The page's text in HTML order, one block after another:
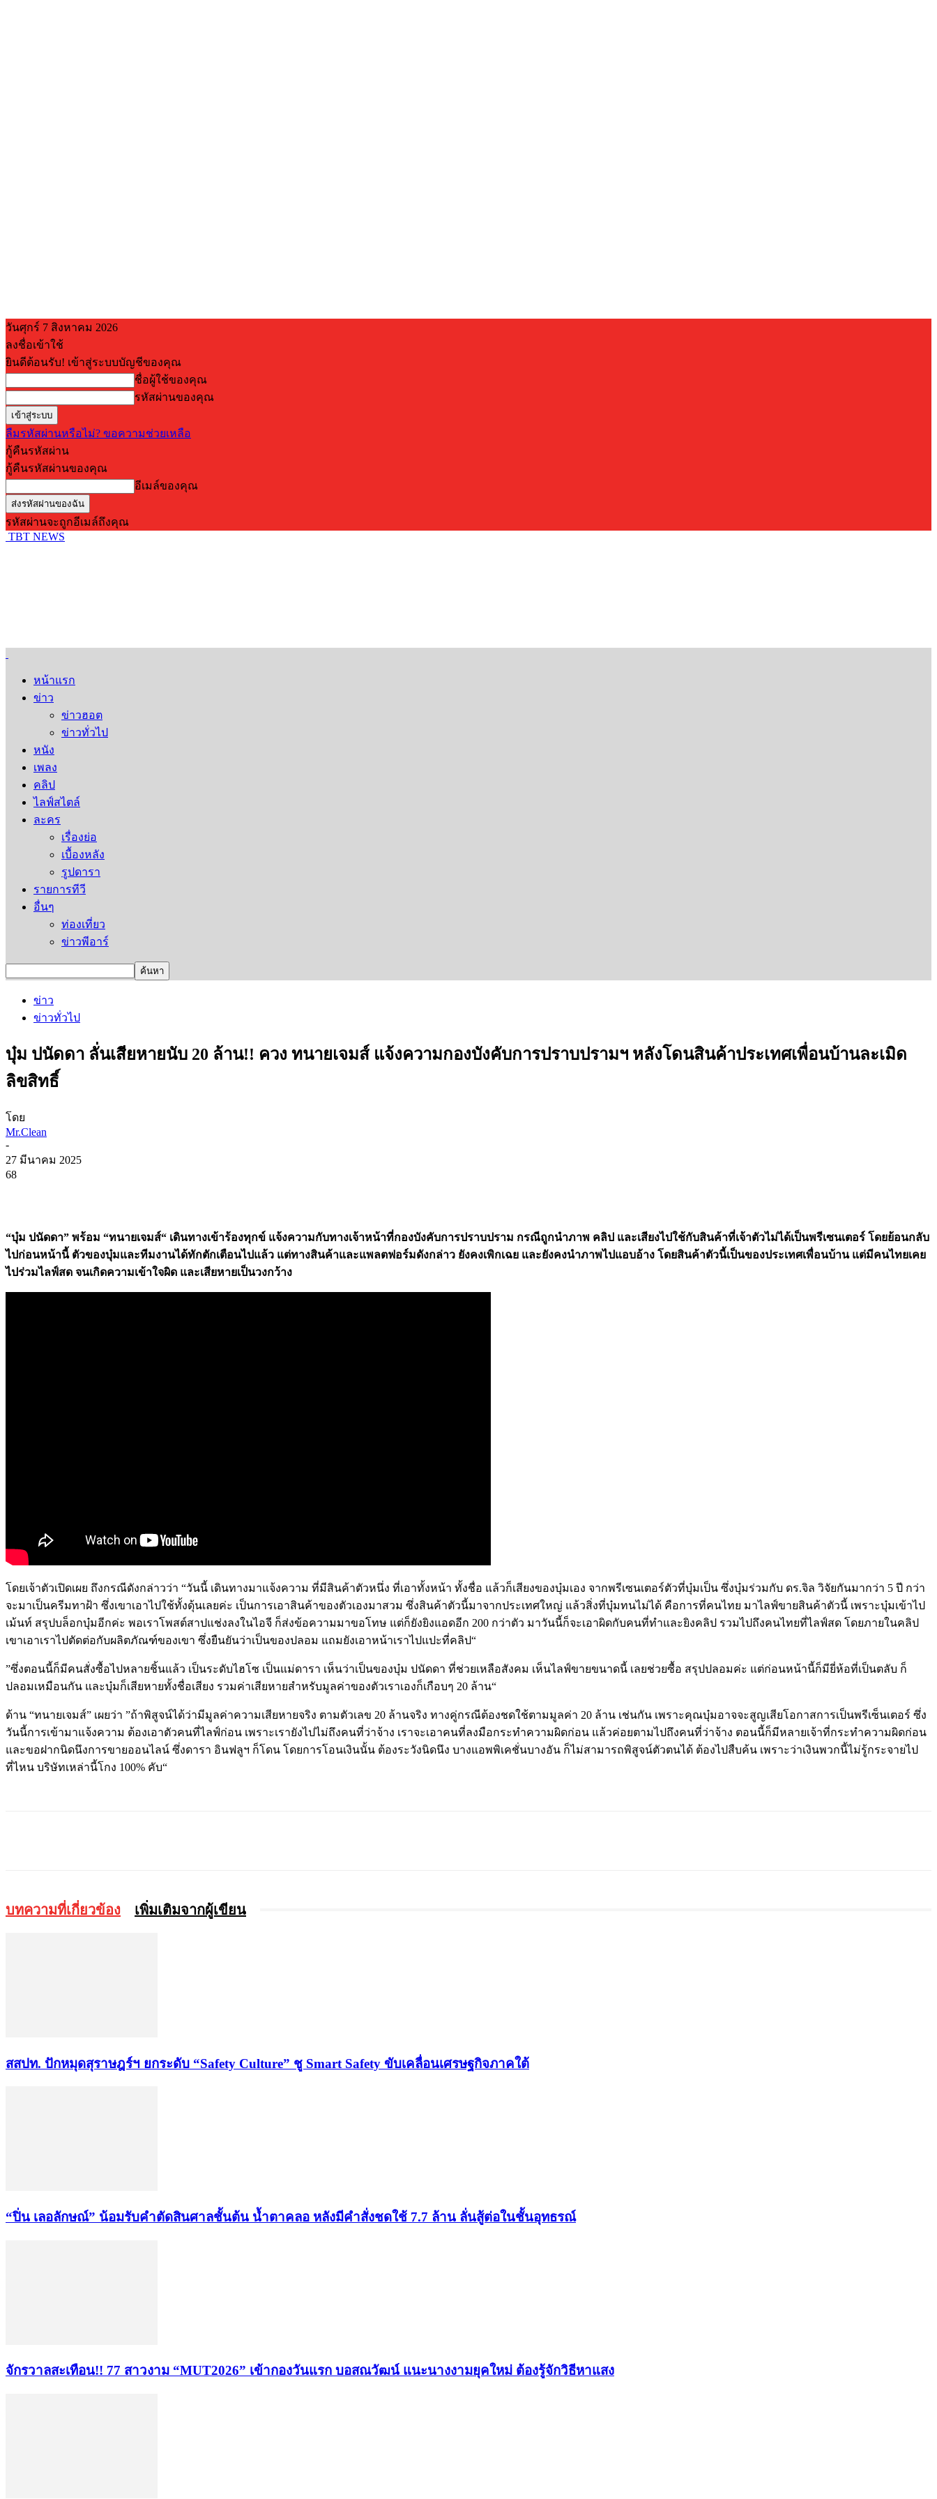
วันศุกร์ 7 สิงหาคม 2026
ลงชื่อเข้าใช้
ยินดีต้อนรับ! เข้าสู่ระบบบัญชีของคุณ
ชื่อผู้ใช้ของคุณ
รหัสผ่านของคุณ
ลืมรหัสผ่านหรือไม่? ขอความช่วยเหลือ
กู้คืนรหัสผ่าน
กู้คืนรหัสผ่านของคุณ
อีเมล์ของคุณ
รหัสผ่านจะถูกอีเมล์ถึงคุณ
TBT NEWS
หน้าแรก
ข่าว
ข่าวฮอต
ข่าวทั่วไป
หนัง
เพลง
คลิป
ไลฟ์สไตล์
ละคร
เรื่องย่อ
เบื้องหลัง
รูปดารา
รายการทีวี
อื่นๆ
ท่องเที่ยว
ข่าวพีอาร์
ข่าว
ข่าวทั่วไป
บุ๋ม ปนัดดา ลั่นเสียหายนับ 20 ล้าน!! ควง ทนายเจมส์ แจ้งความกองบังคับการปราบปรามฯ หลังโดนสินค้าประเทศเพื่อนบ้านละเมิด
ลิขสิทธิ์
โดย
Mr.Clean
-
27 มีนาคม 2025
68
“บุ๋ม ปนัดดา” พร้อม “ทนายเจมส์“ เดินทางเข้าร้องทุกข์ แจ้งความกับทางเจ้าหน้าที่กองบังคับการปราบปราม กรณีถูกนำภาพ คลิป และเสียงไปใช้กับสินค้าที่เจ้าตัวไม่ได้เป็นพรีเซนเตอร์ โดยย้อนกลับ
ไปก่อนหน้านี้ ตัวของบุ๋มและทีมงานได้ทักตักเตือนไปแล้ว แต่ทางสินค้าและแพลตฟอร์มดังกล่าว ยังคงเพิกเฉย และยังคงนำภาพไปแอบอ้าง โดยสินค้าตัวนี้เป็นของประเทศเพื่อนบ้าน แต่มีคนไทยเคย
ไปร่วมไลฟ์สด จนเกิดความเข้าใจผิด และเสียหายเป็นวงกว้าง
โดยเจ้าตัวเปิดเผย ถึงกรณีดังกล่าวว่า “วันนี้ เดินทางมาแจ้งความ ที่มีสินค้าตัวหนึ่ง ที่เอาทั้งหน้า ทั้งชื่อ แล้วก็เสียงของบุ๋มเอง จากพรีเซนเตอร์ตัวที่บุ๋มเป็น ซึ่งบุ๋มร่วมกับ ดร.จิล วิจัยกันมากว่า 5 ปี กว่า
จะมาเป็นครีมทาฝ้า ซึ่งเขาเอาไปใช้ทั้งดุ้นเลยค่ะ เป็นการเอาสินค้าของตัวเองมาสวม ซึ่งสินค้าตัวนี้มาจากประเทศใหญ่ แล้วสิ่งที่บุ๋มทนไม่ได้ คือการที่คนไทย มาไลฟ์ขายสินค้าตัวนี้ เพราะบุ๋มเข้าไป
เม้นท์ สรุปบล็อกบุ๋มอีกค่ะ พอเราโพสต์สาปแช่งลงในไอจี ก็ส่งข้อความมาขอโทษ แต่ก็ยังยิงแอดอีก 200 กว่าตัว มาวันนี้ก็จะเอาผิดกับคนที่ทำและยิงคลิป รวมไปถึงคนไทยที่ไลฟ์สด โดยภายในคลิป
เขาเอาเราไปตัดต่อกับผลิตภัณฑ์ของเขา ซึ่งยืนยันว่าเป็นของปลอม แถมยังเอาหน้าเราไปแปะที่คลิป“
”ซึ่งตอนนี้ก็มีคนสั่งซื้อไปหลายชิ้นแล้ว เป็นระดับไฮโซ เป็นแม่ดารา เห็นว่าเป็นของบุ๋ม ปนัดดา ที่ช่วยเหลือสังคม เห็นไลฟ์ขายขนาดนี้ เลยช่วยซื้อ สรุปปลอมค่ะ แต่ก่อนหน้านี้ก็มียี่ห้อที่เป็นตลับ ก็
ปลอมเหมือนกัน และบุ๋มก็เสียหายทั้งชื่อเสียง รวมค่าเสียหายสำหรับมูลค่าของตัวเราเองก็เกือบๆ 20 ล้าน“
ด้าน “ทนายเจมส์” เผยว่า ”ถ้าพิสูจน์ได้ว่ามีมูลค่าความเสียหายจริง ตามตัวเลข 20 ล้านจริง ทางคู่กรณีต้องชดใช้ตามมูลค่า 20 ล้าน เช่นกัน เพราะคุณบุ๋มอาจจะสูญเสียโอกาสการเป็นพรีเซ็นเตอร์ ซึ่ง
วันนี้การเข้ามาแจ้งความ ต้องเอาตัวคนที่ไลฟ์ก่อน เพราะเรายังไปไม่ถึงคนที่ว่าจ้าง เราจะเอาคนที่ลงมือกระทำความผิดก่อน แล้วค่อยตามไปถึงคนที่ว่าจ้าง ตอนนี้ก็มีหลายเจ้าที่กระทำความผิดก่อน
และขอฝากนิดนึงการขายออนไลน์ ซึ่งดารา อินฟลูฯ ก็โดน โดยการโอนเงินนั้น ต้องระวังนิดนึง บางแอพพิเคชั่นบางอัน ก็ไม่สามารถพิสูจน์ตัวตนได้ ต้องไปสืบค้น เพราะว่าเงินพวกนี้ไม่รู้กระจายไป
ที่ไหน บริษัทเหล่านี้โกง 100% คับ“
บทความที่เกี่ยวข้อง เพิ่มเติมจากผู้เขียน
สสปท. ปักหมุดสุราษฎร์ฯ ยกระดับ “Safety Culture” ชู Smart Safety ขับเคลื่อนเศรษฐกิจภาคใต้
“ปิ่น เลอลักษณ์” น้อมรับคำตัดสินศาลชั้นต้น น้ำตาคลอ หลังมีคำสั่งชดใช้ 7.7 ล้าน ลั่นสู้ต่อในชั้นอุทธรณ์
จักรวาลสะเทือน!! 77 สาวงาม “MUT2026” เข้ากองวันแรก บอสณวัฒน์ แนะนางงามยุคใหม่ ต้องรู้จักวิธีหาแสง